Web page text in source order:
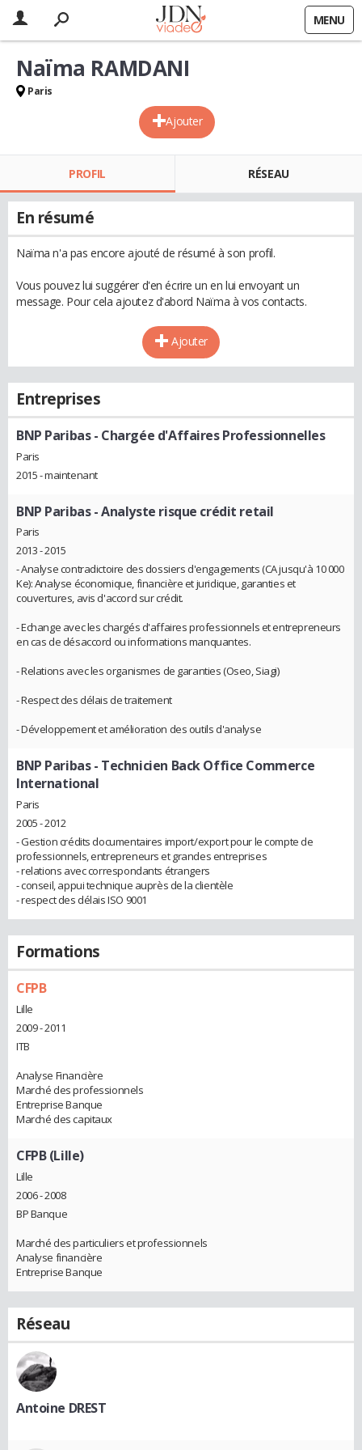
MENU
Ajouter
Naïma RAMDANI
Paris
PROFIL RÉSEAU
En résumé
Naïma n'a pas encore ajouté de résumé à son profil.
Vous pouvez lui suggérer d'en écrire un en lui envoyant un
message. Pour cela ajoutez d'abord Naïma à vos contacts.
Ajouter
Entreprises
BNP Paribas- Chargée d'Affaires Professionnelles
Paris
2015 - maintenant
BNP Paribas- Analyste risque crédit retail
Paris
2013 - 2015
- Analyse contradictoire des dossiers d'engagements (CA jusqu'à 10 000
Ke): Analyse économique, financière et juridique, garanties et
couvertures, avis d'accord sur crédit.
- Echange avec les chargés d'affaires professionnels et entrepreneurs
en cas de désaccord ou informations manquantes.
- Relations avec les organismes de garanties (Oseo, Siagi)
- Respect des délais de traitement
- Développement et amélioration des outils d'analyse
BNP Paribas- Technicien Back Office Commerce
International
Paris
2005 - 2012
- Gestion crédits documentaires import/export pour le compte de
professionnels, entrepreneurs et grandes entreprises
- relations avec correspondants étrangers
- conseil, appui technique auprès de la clientèle
- respect des délais ISO 9001
Formations
CFPB
Lille
2009 - 2011
ITB
Analyse Financière
Marché des professionnels
Entreprise Banque
Marché des capitaux
CFPB (Lille)
Lille
2006 - 2008
BP Banque
Marché des particuliers et professionnels
Analyse financière
Entreprise Banque
Réseau
Antoine DREST